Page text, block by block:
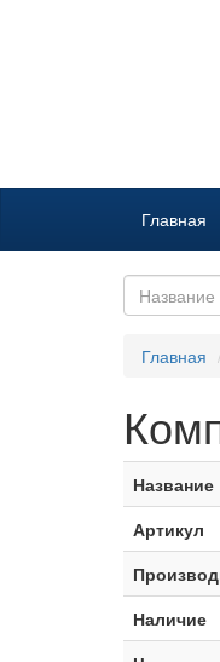
Главная
Главная
Название
Артикул
Наличие